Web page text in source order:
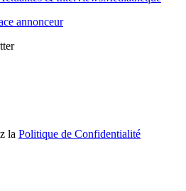
annonceur
la Politique de Confidentialité